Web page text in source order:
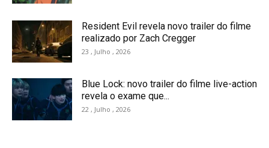
Resident Evil revela novo trailer do filme
realizado por Zach Cregger
23 , Julho , 2026
Blue Lock: novo trailer do filme live-action
revela o exame que...
22 , Julho , 2026